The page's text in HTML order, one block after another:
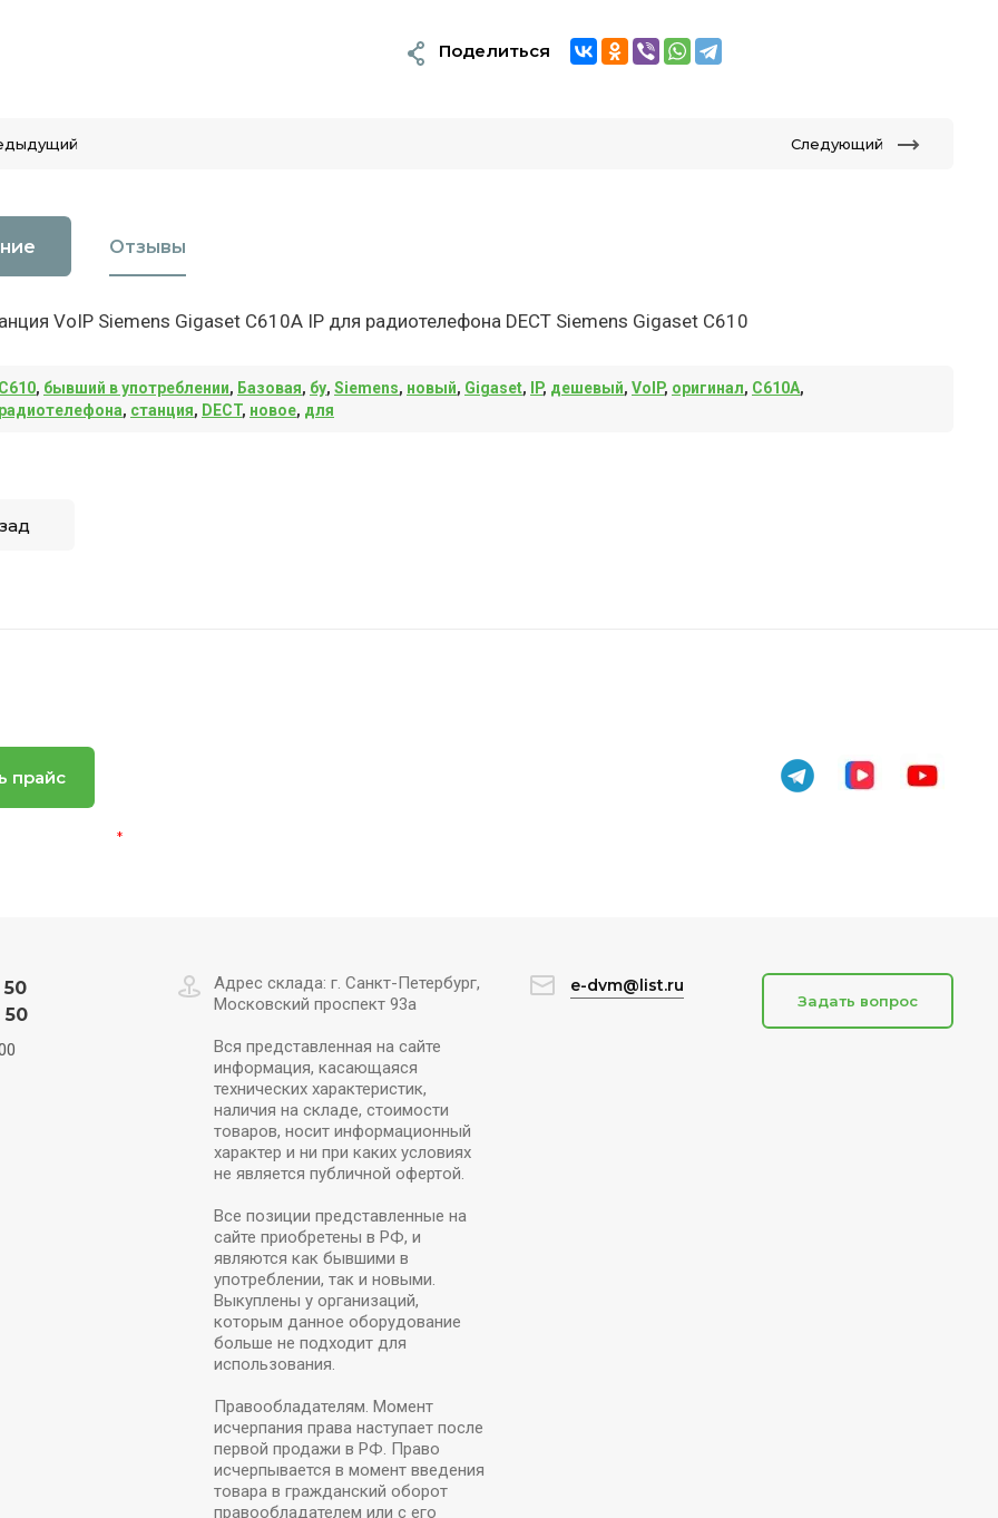
Поделиться
Следующий
Отзывы
VoIP Siemens Gigaset C610A IP для радиотелефона DECT Siemens Gigaset C610
, бывший в употреблении, Базовая, бу, Siemens, новый, Gigaset, IP, дешевый, VoIP, оригинал, C610A,
, станция, DECT, новое, для
*
прайс
50
50
Адрес склада: г. Санкт-Петербург,
Московский проспект 93а
Вся представленная на сайте
информация, касающаяся
технических характеристик,
наличия на складе, стоимости
товаров, носит информационный
характер и ни при каких условиях
не является публичной офертой.
Все позиции представленные на
сайте приобретены в РФ, и
являются как бывшими в
употреблении, так и новыми.
Выкуплены у организаций,
которым данное оборудование
больше не подходит для
использования.
Правообладателям. Момент
исчерпания права наступает после
первой продажи в РФ. Право
исчерпывается в момент введения
товара в гражданский оборот
правообладателем или с его
e-dvm@list.ru
Задать вопрос